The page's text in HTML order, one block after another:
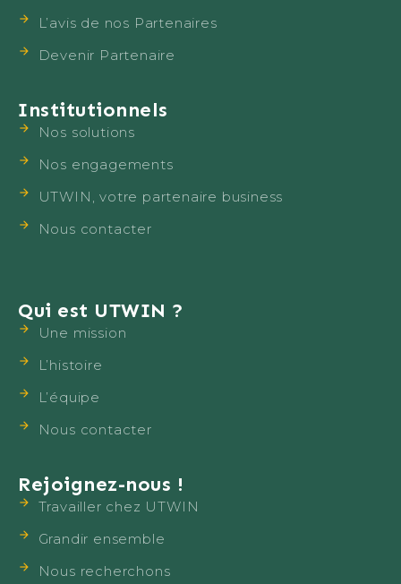
L’avis de nos Partenaires
Devenir Partenaire
Institutionnels
Nos solutions
Nos engagements
UTWIN, votre partenaire business
Nous contacter
Qui est UTWIN ?
Une mission
L’histoire
L’équipe
Nous contacter
Rejoignez-nous !
Travailler chez UTWIN
Grandir ensemble
Nous recherchons